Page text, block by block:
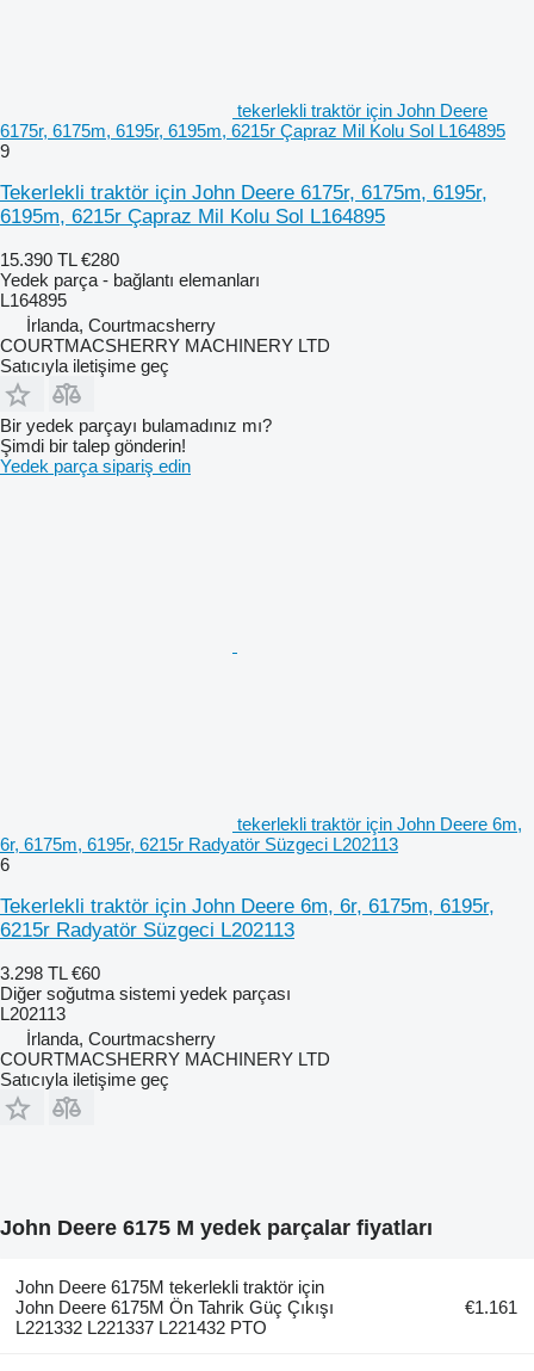
tekerlekli traktör için John Deere
6175r, 6175m, 6195r, 6195m, 6215r Çapraz Mil Kolu Sol L164895
9
Tekerlekli traktör için John Deere 6175r, 6175m, 6195r,
6195m, 6215r Çapraz Mil Kolu Sol L164895
15.390 TL €280
Yedek parça - bağlantı elemanları
L164895
İrlanda, Courtmacsherry
COURTMACSHERRY MACHINERY LTD
Satıcıyla iletişime geç
Bir yedek parçayı bulamadınız mı?
Şimdi bir talep gönderin!
Yedek parça sipariş edin
tekerlekli traktör için John Deere 6m,
6r, 6175m, 6195r, 6215r Radyatör Süzgeci L202113
6
Tekerlekli traktör için John Deere 6m, 6r, 6175m, 6195r,
6215r Radyatör Süzgeci L202113
3.298 TL €60
Diğer soğutma sistemi yedek parçası
L202113
İrlanda, Courtmacsherry
COURTMACSHERRY MACHINERY LTD
Satıcıyla iletişime geç
John Deere 6175 M yedek parçalar fiyatları
John Deere 6175M tekerlekli traktör için
John Deere 6175M Ön Tahrik Güç Çıkışı
L221332 L221337 L221432 PTO
€1.161